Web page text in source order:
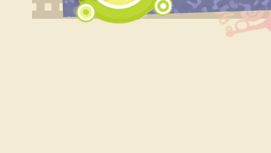
Marie
Qui consulter pour un bilan psychométrique ?
Siouplet
Qui consulter pour un bilan psychométrique ?